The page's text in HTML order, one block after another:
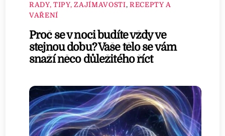
RADY, TIPY, ZAJÍMAVOSTI, RECEPTY A
VAŘENÍ
Proč se v noci budíte vždy ve
stejnou dobu? Vaše tělo se vám
snaží něco důležitého říct